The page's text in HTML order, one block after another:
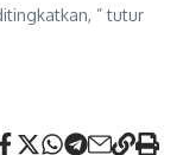
” tutur